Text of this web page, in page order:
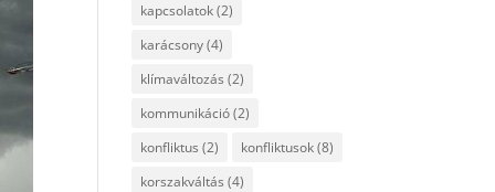
kapcsolatok(2)
karácsony(4)
klímaváltozás (2)
kommunikáció(2)
konfliktus (2) konfliktusok(8)
korszakváltás (4)